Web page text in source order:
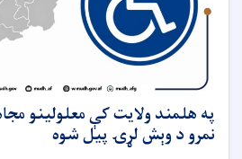
په هلمند ولایت کې معلولینو
نمرو د وېش لړۍ پیل شوه